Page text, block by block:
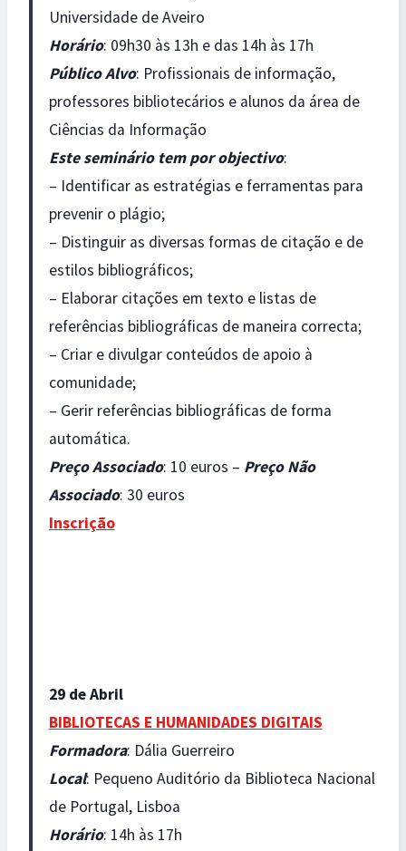
Universidade de Aveiro
Horário: 09h30 às 13h e das 14h às 17h
Público Alvo: Profissionais de informação,
professores bibliotecários e alunos da área de
Ciências da Informação
Este seminário tem por objectivo:
– Identificar as estratégias e ferramentas para
prevenir o plágio;
– Distinguir as diversas formas de citação e de
estilos bibliográficos;
– Elaborar citações em texto e listas de
referências bibliográficas de maneira correcta;
– Criar e divulgar conteúdos de apoio à
comunidade;
– Gerir referências bibliográficas de forma
automática.
Preço Associado: 10 euros – Preço Não
Associado: 30 euros
Inscrição
29 de Abril
BIBLIOTECAS E HUMANIDADES DIGITAIS
Formadora: Dália Guerreiro
Local: Pequeno Auditório da Biblioteca Nacional
de Portugal, Lisboa
Horário: 14h às 17h